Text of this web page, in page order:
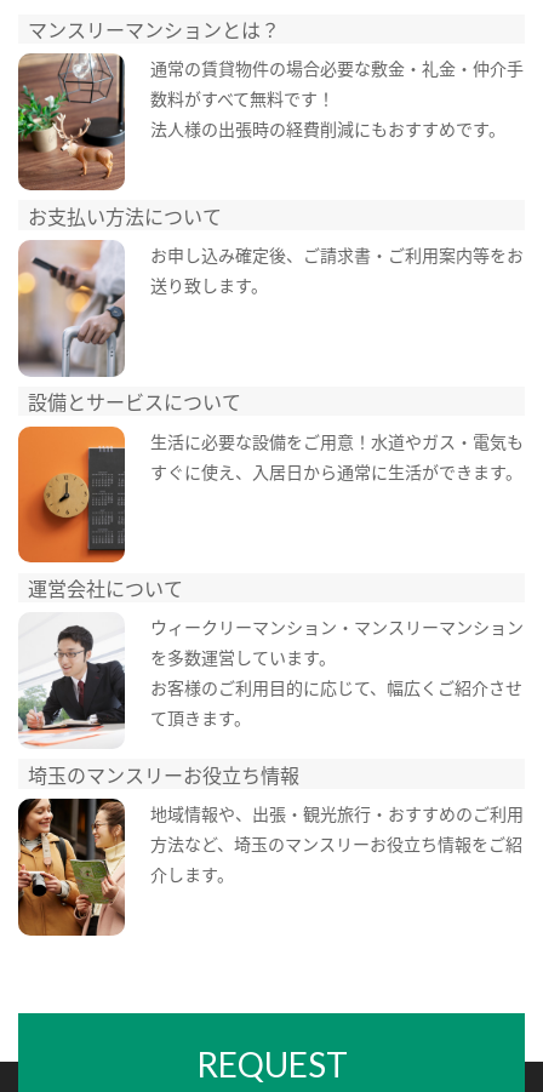
マンスリーマンションとは？
通常の賃貸物件の場合必要な敷金・礼金・仲介手
数料がすべて無料です！
法人様の出張時の経費削減にもおすすめです。
お支払い方法について
お申し込み確定後、ご請求書・ご利用案内等をお
送り致します。
設備とサービスについて
生活に必要な設備をご用意！水道やガス・電気も
すぐに使え、入居日から通常に生活ができます。
運営会社について
ウィークリーマンション・マンスリーマンション
を多数運営しています。
お客様のご利用目的に応じて、幅広くご紹介させ
て頂きます。
埼玉のマンスリーお役立ち情報
地域情報や、出張・観光旅行・おすすめのご利用
方法など、埼玉のマンスリーお役立ち情報をご紹
介します。
REQUEST